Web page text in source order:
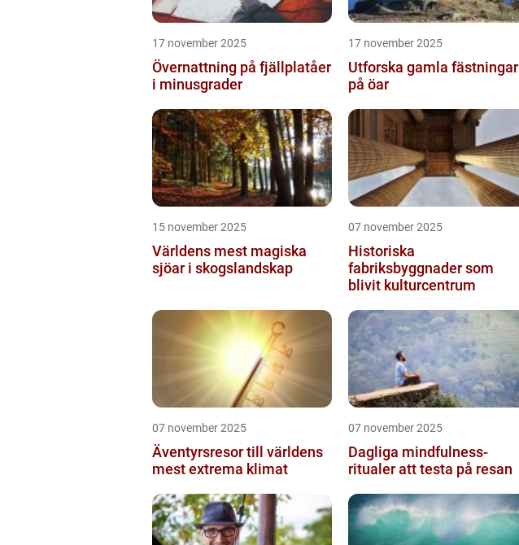
17 november 2025
Övernattning på fjällplatåer
i minusgrader
17 november 2025
Utforska gamla fästningar
på öar
15 november 2025
Världens mest magiska
sjöar i skogslandskap
07 november 2025
Historiska
fabriksbyggnader som
blivit kulturcentrum
07 november 2025
Äventyrsresor till världens
mest extrema klimat
07 november 2025
Dagliga mindfulness-
ritualer att testa på resan